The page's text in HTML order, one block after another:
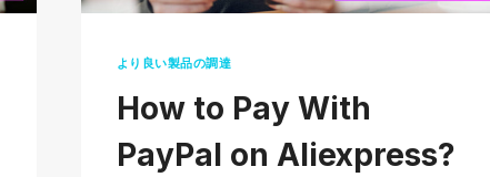
より良い製品の調達
How to Pay With
PayPal on Aliexpress?